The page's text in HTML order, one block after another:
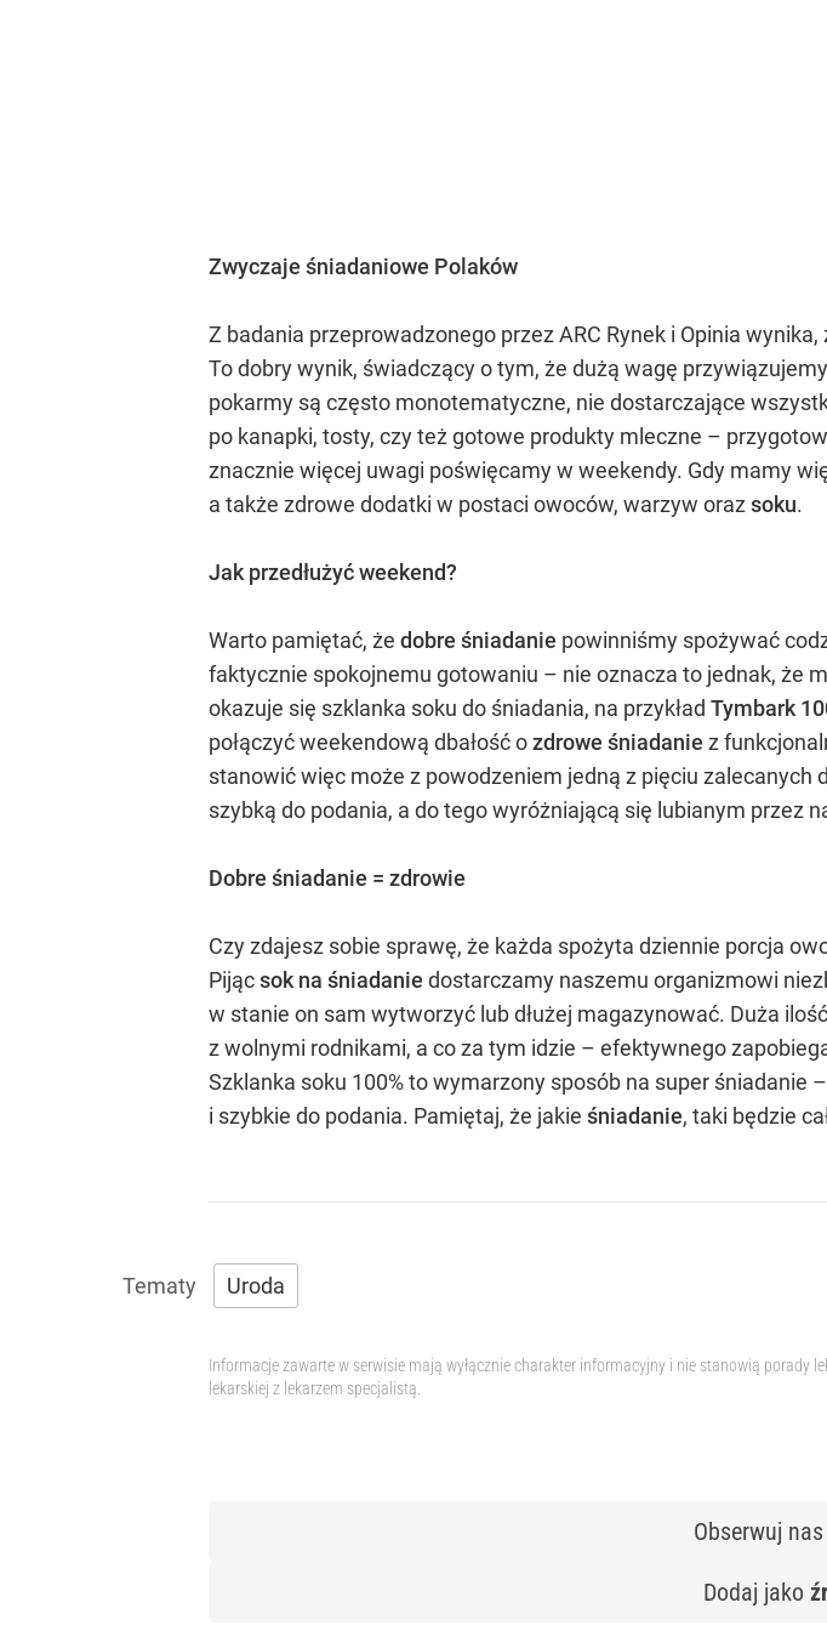
Zwyczaje śniadaniowe Polaków
Z badania przeprowadzonego przez ARC Rynek i Opinia
To dobry wynik, świadczący o tym, że dużą wagę
pokarmy są często monotematyczne, nie dostarczające
po kanapki, tosty, czy też gotowe produkty mleczne –
znacznie więcej uwagi poświęcamy w weekendy. Gdy mamy
a także zdrowe dodatki w postaci owoców, warzyw oraz soku.
Jak przedłużyć weekend?
Warto pamiętać, że dobre śniadanie powinniśmy spożywać
faktycznie spokojnemu gotowaniu – nie oznacza to jednak, że
okazuje się szklanka soku do śniadania, na przykład Tymbark
połączyć weekendową dbałość ozdrowe śniadanie z
stanowić więc może z powodzeniem jedną z pięciu
szybką do podania, a do tego wyróżniającą się lubianym przez
Dobre śniadanie = zdrowie
Czy zdajesz sobie sprawę, że każda spożyta dziennie porcja
Pijącsok na śniadanie dostarczamy naszemu organizmowi
w stanie on sam wytworzyć lub dłużej magazynować. Duża
z wolnymi rodnikami, a co za tym idzie – efektywnego
Szklanka soku 100% to wymarzony sposób na super
i szybkie do podania. Pamiętaj, że jakie śniadanie, taki będzie
Uroda
Informacje zawarte w serwisie mają wyłącznie charakter informacyjny i nie stanowią
lekarskiej z lekarzem specjalistą.
Obserwuj nas
Dodaj jako